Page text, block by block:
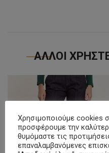
ΑΛΛΟΙ
Χρησιμοποιούμε cookies
προσφέρουμε την
θυμόμαστε τις
επαναλαμβανόμενες